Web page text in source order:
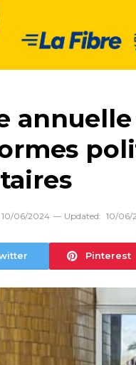
10/06/2024 Updated: 10/06/
Pinterest